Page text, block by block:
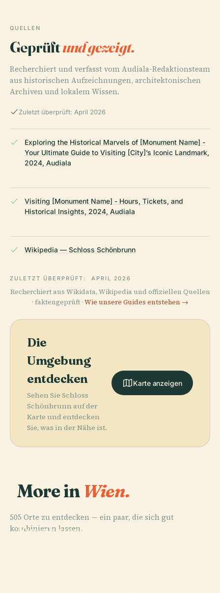
QUELLEN
Geprüftund gezeigt.
Recherchiert und verfasst vom Audiala-Redaktionsteam
aus historischen Aufzeichnungen, architektonischen
Archiven und lokalem Wissen.
Zuletzt überprüft: April 2026
Exploring the Historical Marvels of [Monument Name] -
Your Ultimate Guide to Visiting [City]’s Iconic Landmark,
2024, Audiala
Visiting [Monument Name] - Hours, Tickets, and
Historical Insights, 2024, Audiala
Wikipedia — Schloss Schönbrunn
ZULETZT ÜBERPRÜFT: APRIL 2026
Recherchiert aus Wikidata, Wikipedia und offiziellen Quellen
· faktengeprüft · Wie unsere Guides entstehen →
Die
Umgebung
entdecken
Sehen Sie Schloss
Schönbrunn auf der
Karte und entdecken
Sie, was in der Nähe ist.
Karte anzeigen
More in Wien.
505 Orte zu entdecken — ein paar, die sich gut
kombinieren lassen.
PLACE
Kunsthistorisches
PLACE